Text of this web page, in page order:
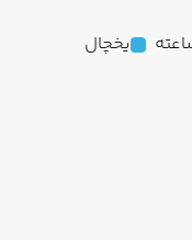
یخچال